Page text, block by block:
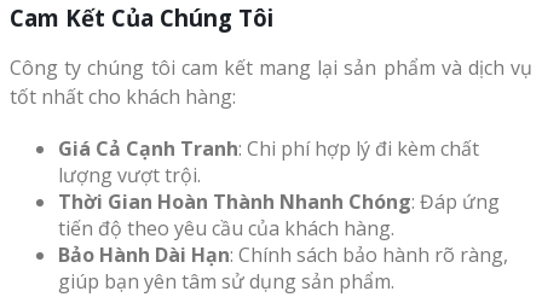
Cam Kết Của Chúng Tôi
Công ty chúng tôi cam kết mang lại sản phẩm và dịch vụ
tốt nhất cho khách hàng:
Giá Cả Cạnh Tranh: Chi phí hợp lý đi kèm chất
lượng vượt trội.
Thời Gian Hoàn Thành Nhanh Chóng: Đáp ứng
tiến độ theo yêu cầu của khách hàng.
Bảo Hành Dài Hạn: Chính sách bảo hành rõ ràng,
giúp bạn yên tâm sử dụng sản phẩm.